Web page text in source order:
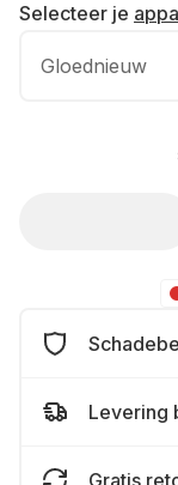
Selecteer je
Gloednieuw
Levering
Gratis